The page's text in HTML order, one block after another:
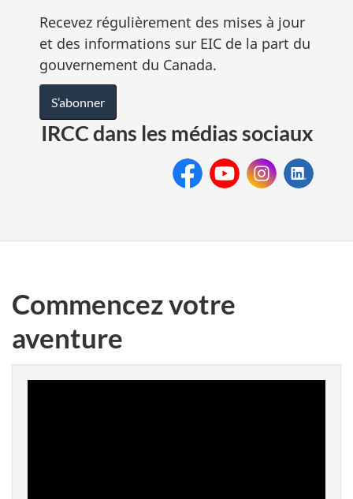
Recevez régulièrement des mises à jour
et des informations sur EIC de la part du
gouvernement du Canada.
S’abonner
IRCC dans les médias sociaux
FacebookYoutubeInstagram :
Cit
LinkedIn
Commencez votre
aventure